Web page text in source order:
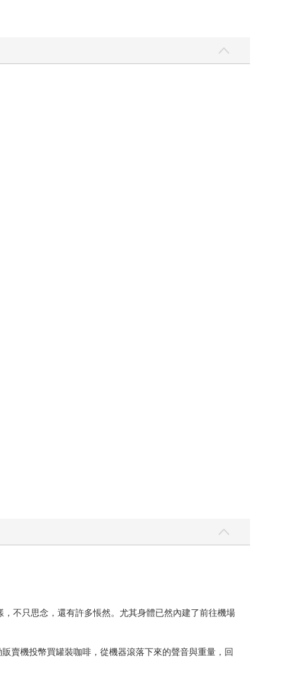
不只思念，還有許多悵然。尤其身體已然內建了前往機場
賣機投幣買罐裝咖啡，從機器滾落下來的聲音與重量，回